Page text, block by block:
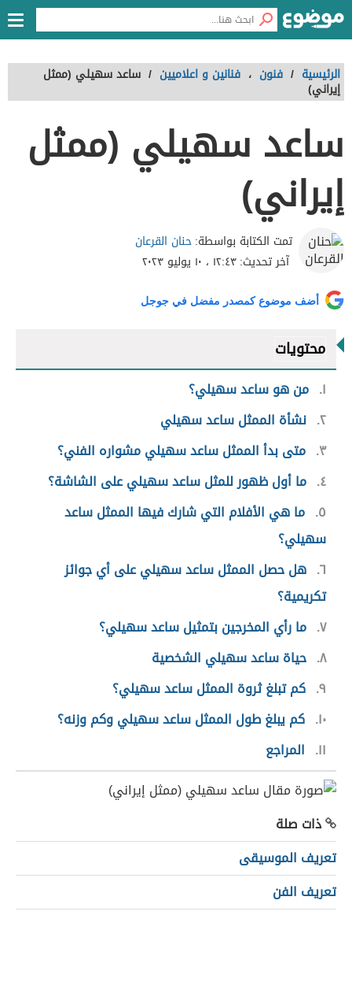
الرئيسية / فنون ، فنانين و اعلاميين / ساعد سهيلي (ممثل
إيراني)
ساعد سهيلي (ممثل
إيراني)
تمت الكتابة بواسطة:حنان القرعان
آخر تحديث:١٢:٤٣ ، ١٠ يوليو ٢٠٢٣
أضف موضوع كمصدر مفضل في جوجل
محتويات
١ من هو ساعد سهيلي؟
٢ نشأة الممثل ساعد سهيلي
٣ متى بدأ الممثل ساعد سهيلي مشواره الفني؟
٤ ما أول ظهور للمثل ساعد سهيلي على الشاشة؟
٥ ما هي الأفلام التي شارك فيها الممثل ساعد
سهيلي؟
٦ هل حصل الممثل ساعد سهيلي على أي جوائز
تكريمية؟
٧ ما رأي المخرجين بتمثيل ساعد سهيلي؟
٨ حياة ساعد سهيلي الشخصية
٩ كم تبلغ ثروة الممثل ساعد سهيلي؟
١٠ كم يبلغ طول الممثل ساعد سهيلي وكم وزنه؟
١١
المراجع
ذات صلة
تعريف الموسيقى
تعريف الفن